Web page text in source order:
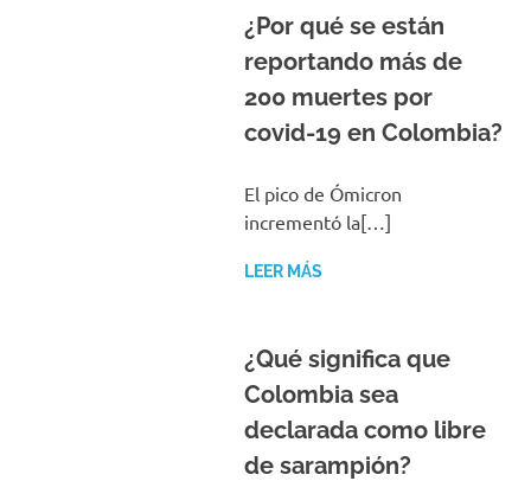
¿Por qué se están
reportando más de
200 muertes por
covid-19 en Colombia?
El pico de Ómicron
incrementó la[…]
LEER MÁS
¿Qué significa que
Colombia sea
declarada como libre
de sarampión?